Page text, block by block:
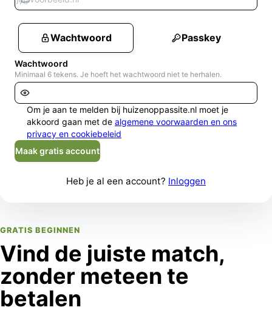
GRATIS BEGINNEN
Vind de juiste match,
zonder meteen te
betalen
Wachtwoord Passkey
Wachtwoord
Minimaal 6 tekens. Je hoeft het wachtwoord niet te herhalen.
Om je aan te melden bij huizenoppassite.nl moet je
akkoord gaan met de algemene voorwaarden en ons
privacy en cookiebeleid
Maak gratis account
Heb je al een account? Inloggen